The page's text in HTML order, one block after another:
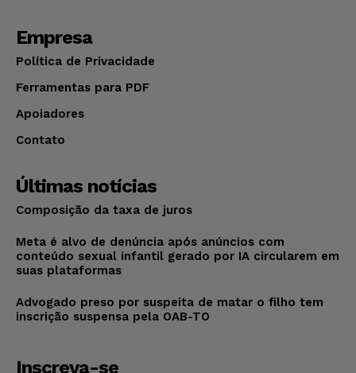
Empresa
Política de Privacidade
Ferramentas para PDF
Apoiadores
Contato
Últimas notícias
Composição da taxa de juros
Meta é alvo de denúncia após anúncios com
conteúdo sexual infantil gerado por IA circularem em
suas plataformas
Advogado preso por suspeita de matar o filho tem
inscrição suspensa pela OAB-TO
Inscreva-se